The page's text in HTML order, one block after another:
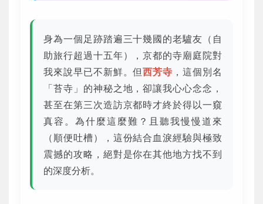
身為一個足跡踏遍三十幾國的老驢友（自
助旅行超過十五年），京都的寺廟庭院對
我來說早已不新鮮。但西芳寺 ，這個別名
「苔寺」的神秘之地，卻讓我心心念念，
甚至在第三次造訪京都時才終於得以一窺
真容。為什麼這麼難？且聽我慢慢道來
（順便吐槽），這份結合血淚經驗與極致
震撼的攻略，絕對是你在其他地方找不到
的深度分析。